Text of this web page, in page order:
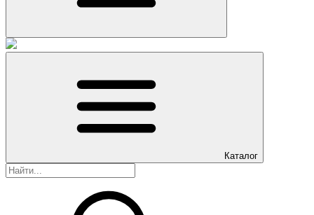
Каталог